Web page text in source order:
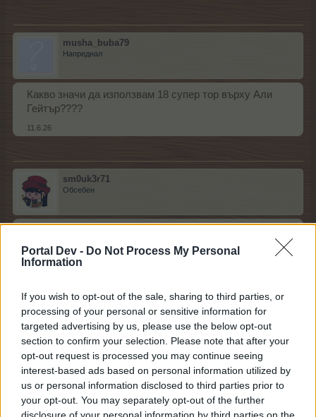
Portal Dev - Do Not Process My Personal
Information
If you wish to opt-out of the sale, sharing to third parties, or
processing of your personal or sensitive information for
targeted advertising by us, please use the below opt-out
section to confirm your selection. Please note that after your
opt-out request is processed you may continue seeing
interest-based ads based on personal information utilized by
us or personal information disclosed to third parties prior to
your opt-out. You may separately opt-out of the further
disclosure of your personal information by third parties on the
musha_buba79
Напреднал
Какво значи да използвам 18 супер тор върху Али
Гейтър????
11.6.26
sm0uk3r71
Обсебен
Изгубих се в инфото то растения то дървета то S,M,L
като е толкова омотано поне да беше само да предваме
пенсионери .Натряскаха за един месец една камара
глупости и излизат в отпуска...Колкото толкова и без
това редовете не са кой знае какво и декорациите не са
7мото чудо на света.
цъках тук, там доде ми позволи...... тъмна индия
kalina_malina,pepa551,diamantи4 други харесват това.